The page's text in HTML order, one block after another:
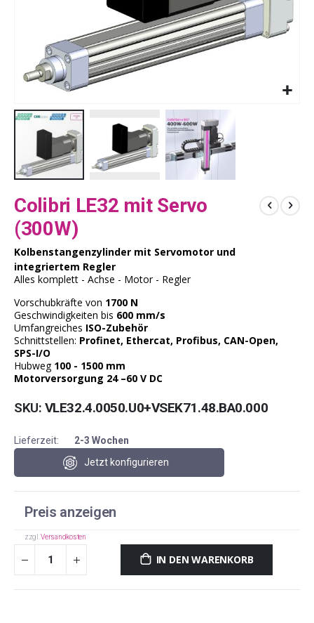
Anfang
der
Bildergalerie
springen
Colibri LE32 mit Servo
(300W)
Kolbenstangenzylinder mit Servomotor und
integriertem Regler
Alles komplett - Achse - Motor - Regler
Vorschubkräfte von 1700 N
Geschwindigkeiten bis 600 mm/s
Umfangreiches ISO-Zubehör
Schnittstellen: Profinet, Ethercat, Profibus, CAN-Open,
SPS-I/O
Hubweg 100 - 1500 mm
Motorversorgung 24 –60 V DC
SKU VLE32.4.0050.U0+VSEK71.48.BA0.000
Lieferzeit:
2-3 Wochen
Jetzt konfigurieren
Preis anzeigen
zzgl.Versandkosten
IN DEN WARENKORB